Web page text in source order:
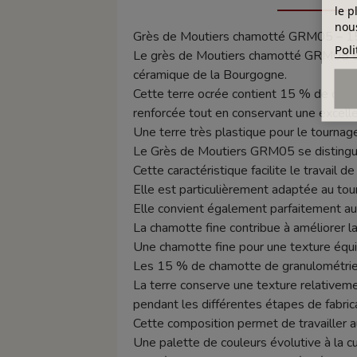
Grès de Moutiers chamotté GRM05 –
Le grès de Moutiers chamotté GRM05
céramique de la Bourgogne.
Cette terre ocrée contient 15 % de
renforcée tout en conservant une
Une terre très plastique pour le
Le Grès de Moutiers GRM05 se
Cette caractéristique facilite le travail
Elle est particulièrement adaptée au
Elle convient également parfaitement
La chamotte fine contribue à améliorer
Une chamotte fine pour une texture
Les 15 % de chamotte de
La terre conserve une texture
pendant les différentes étapes de
Cette composition permet de travailler
Une palette de couleurs évolutive à la
le